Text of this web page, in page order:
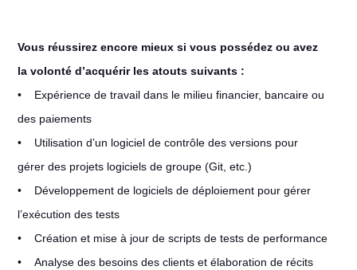
Vous réussirez encore mieux si vous possédez ou avez
la volonté d’acquérir les atouts suivants :
• Expérience de travail dans le milieu financier, bancaire ou
des paiements
• Utilisation d’un logiciel de contrôle des versions pour
gérer des projets logiciels de groupe (Git, etc.)
• Développement de logiciels de déploiement pour gérer
l’exécution des tests
• Création et mise à jour de scripts de tests de performance
• Analyse des besoins des clients et élaboration de récits